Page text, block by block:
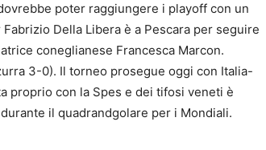
poter raggiungere i playoff con un
Della Libera è a Pescara per seguire
coneglianese Francesca Marcon.
3-0). Il torneo prosegue oggi con Italia-
proprio con la Spes e dei tifosi veneti è
il quadrandgolare per i Mondiali.